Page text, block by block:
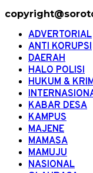
ADVERTORIAL
ANTI KORUPSI
DAERAH
HALO POLISI
HUKUM &
KABAR DESA
KAMPUS
MAJENE
MAMASA
MAMUJU
NASIONAL